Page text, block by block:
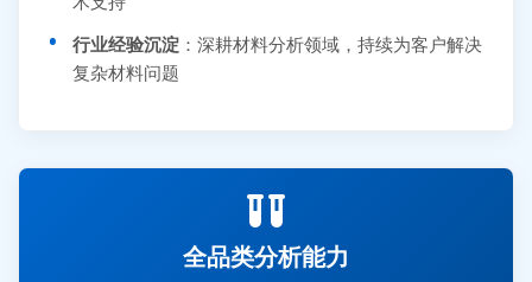
行业经验沉淀 ：深耕材料分析领域，持续为客户解决
复杂材料问题
全品类分析能力